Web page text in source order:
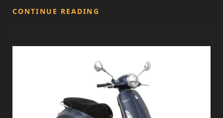
CONTINUE READING
EFFICIËNTIE
EN
GEMAK
OP
TWEE
WIELEN